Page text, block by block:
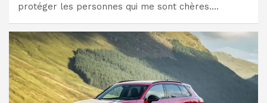
protéger les personnes qui me sont chères.…